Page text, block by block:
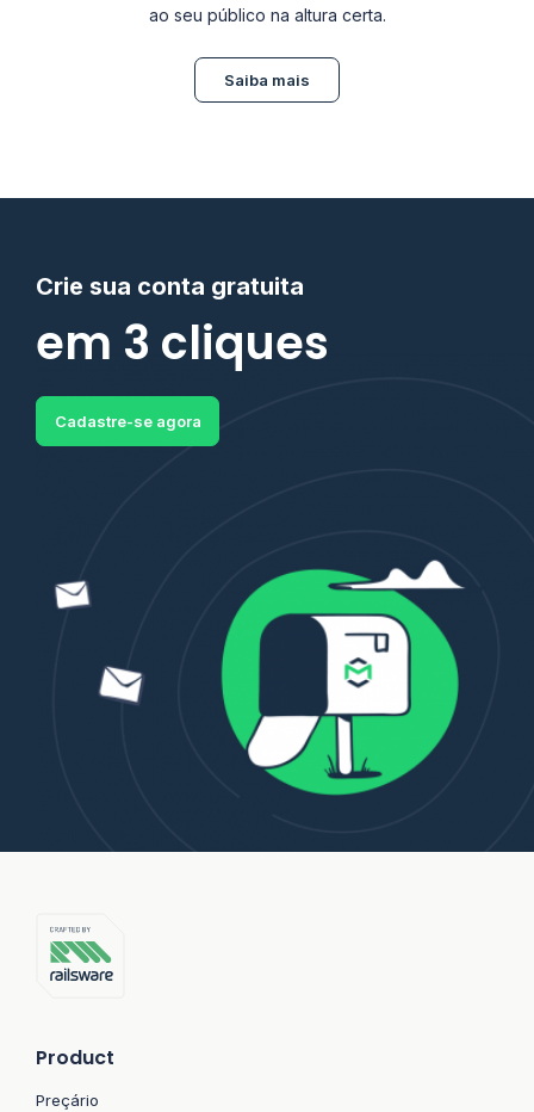
ao seu público na altura certa.
Saiba mais
Crie sua conta gratuita
em 3 cliques
Cadastre-se agora
Product
Preçário